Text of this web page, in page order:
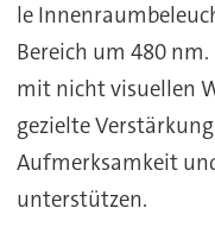
le
Bereich um 480
mit nicht visuellen
gezielte
Aufmerksamkeit
unterstützen.